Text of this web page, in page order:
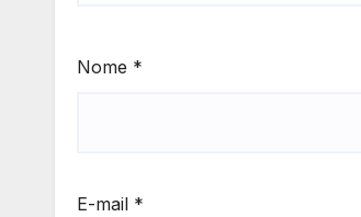
Nome *
E-mail *